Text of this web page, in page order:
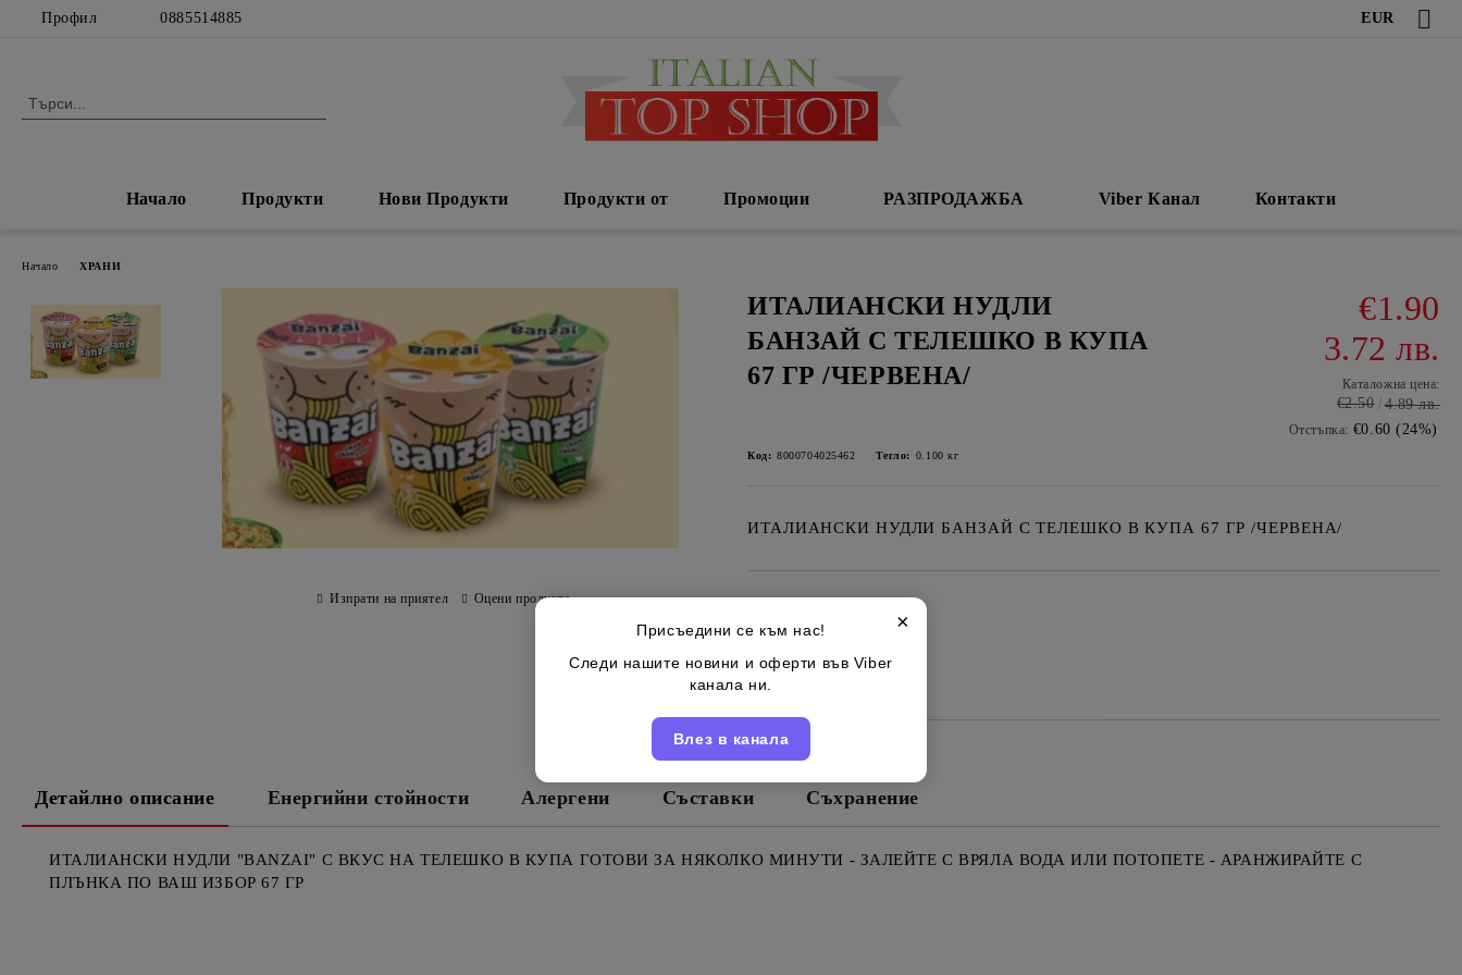
Профил 0885514885 EUR
Начало Продукти Нови Продукти Продукти от Промоции РАЗПРОДАЖБА Viber Канал Контакти
Начало ХРАНИ
ИТАЛИАНСКИ НУДЛИ
БАНЗАЙ С ТЕЛЕШКО В КУПА
67 ГР /ЧЕРВЕНА/
€1.90
3.72 лв.
Каталожна цена:
€2.50 4.89 лв.
Отстъпка: €0.60 (24%)
Код: 8000704025462 Тегло: 0.100 кг
ИТАЛИАНСКИ НУДЛИ БАНЗАЙ С ТЕЛЕШКО В КУПА 67 ГР /ЧЕРВЕНА/
Изпрати на приятел Оцени продукта
Детайлно описание Енергийни стойности Алергени Съставки Съхранение
ИТАЛИАНСКИ НУДЛИ "BANZAI" С ВКУС НА ТЕЛЕШКО В КУПА ГОТОВИ ЗА НЯКОЛКО МИНУТИ - ЗАЛЕЙТЕ С ВРЯЛА ВОДА ИЛИ ПОТОПЕТЕ - АРАНЖИРАЙТЕ С
ПЛЪНКА ПО ВАШ ИЗБОР 67 ГР
×
Присъедини се към нас!
Следи нашите новини и оферти във Viber
канала ни.
Влез в канала